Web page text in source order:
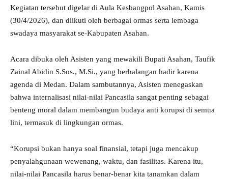
Kegiatan tersebut digelar di Aula Kesbangpol Asahan, Kamis
(30/4/2026), dan diikuti oleh berbagai ormas serta lembaga
swadaya masyarakat se-Kabupaten Asahan.
Acara dibuka oleh Asisten yang mewakili Bupati Asahan, Taufik
Zainal Abidin S.Sos., M.Si., yang berhalangan hadir karena
agenda di Medan. Dalam sambutannya, Asisten menegaskan
bahwa internalisasi nilai-nilai Pancasila sangat penting sebagai
benteng moral dalam membangun budaya anti korupsi di semua
lini, termasuk di lingkungan ormas.
“Korupsi bukan hanya soal finansial, tetapi juga mencakup
penyalahgunaan wewenang, waktu, dan fasilitas. Karena itu,
nilai-nilai Pancasila harus benar-benar kita tanamkan dalam